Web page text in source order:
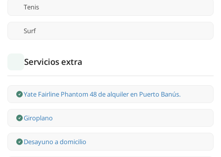
Tenis
Surf
Servicios extra
Yate Fairline Phantom 48 de alquiler en Puerto Banús.
Giroplano
Desayuno a domicilio